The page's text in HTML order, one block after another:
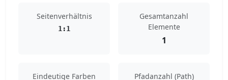
Seitenverhältnis
1:1
Gesamtanzahl
Elemente
1
Eindeutige Farben Pfadanzahl (Path)